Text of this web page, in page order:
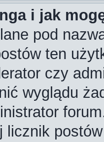
i jak
pod
ten
czy
wyglądu
licznik